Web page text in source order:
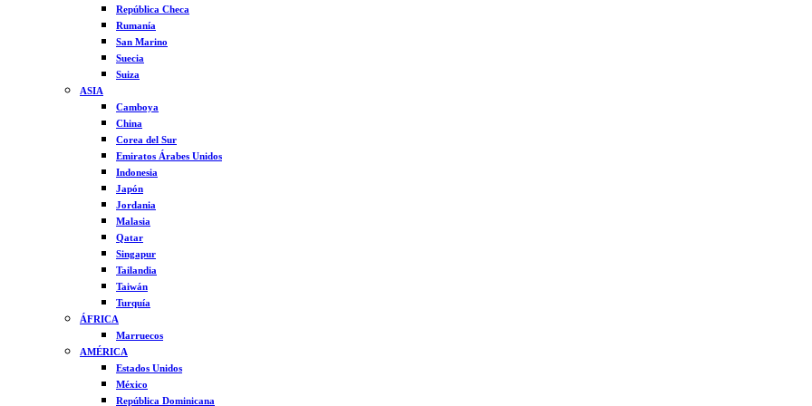
República Checa
Rumanía
San Marino
Suecia
Suiza
ASIA
Camboya
China
Corea del Sur
Emiratos Árabes Unidos
Indonesia
Japón
Jordania
Malasia
Qatar
Singapur
Tailandia
Taiwán
Turquía
ÁFRICA
Marruecos
AMÉRICA
Estados Unidos
México
República Dominicana